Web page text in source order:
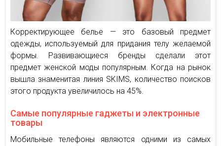
Корректирующее белье — это базовый предмет
одежды, используемый для придания телу желаемой
формы. Развивающиеся бренды сделали этот
предмет женской моды популярным. Когда на рынок
вышла знаменитая линия SKIMS, количество поисков
этого продукта увеличилось на 45%.
Самые популярные гаджеты и электронные
товары
Мобильные телефоны являются одними из самых